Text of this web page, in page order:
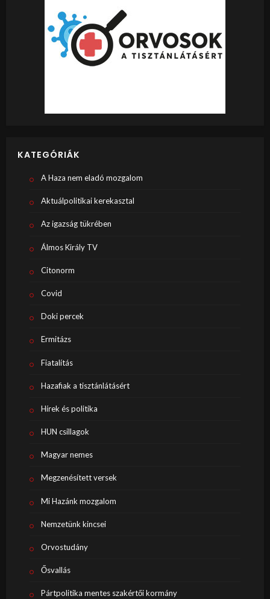
KATEGÓRIÁK
A Haza nem eladó mozgalom
Aktuálpolitikai kerekasztal
Az igazság tükrében
Álmos Király TV
Citonorm
Covid
Doki percek
Ermitázs
Fiatalítás
Hazafiak a tisztánlátásért
Hírek és politika
HUN csillagok
Magyar nemes
Megzenésített versek
Mi Hazánk mozgalom
Nemzetünk kincsei
Orvostudány
Ősvallás
Pártpolitika mentes szakértői kormány